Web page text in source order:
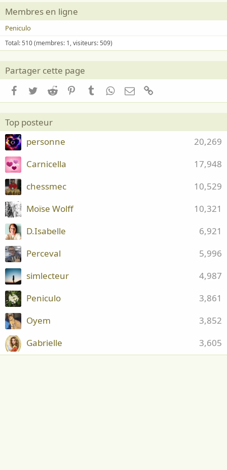
Membres en ligne
Peniculo
Total: 510 (membres: 1, visiteurs: 509)
Partager cette page
Facebook
TwitterReddit PinterestTumblrWhatsApp
Email
Top posteur
20,269
personne
17,948
Carnicella
10,529
chessmec
10,321
Moïse Wolff
6,921
D.Isabelle
5,996
Perceval
4,987
simlecteur
3,861
Peniculo
3,852
Oyem
3,605
Gabrielle